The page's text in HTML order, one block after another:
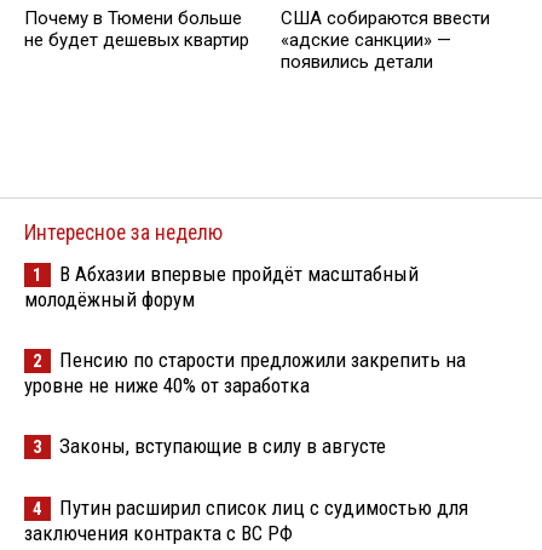
Почему в Тюмени больше
не будет дешевых квартир
США собираются ввести
«адские санкции» —
появились детали
Интересное за неделю
1
В Абхазии впервые пройдёт масштабный
молодёжный форум
2
Пенсию по старости предложили закрепить на
уровне не ниже 40% от заработка
3 Законы, вступающие в силу в августе
4
Путин расширил список лиц с судимостью для
заключения контракта с ВС РФ